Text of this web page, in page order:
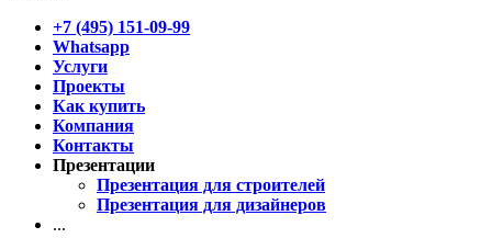
+7 (495) 151-09-99
Whatsapp
Услуги
Проекты
Как купить
Компания
Контакты
Презентации
Презентация для строителей
Презентация для дизайнеров
...